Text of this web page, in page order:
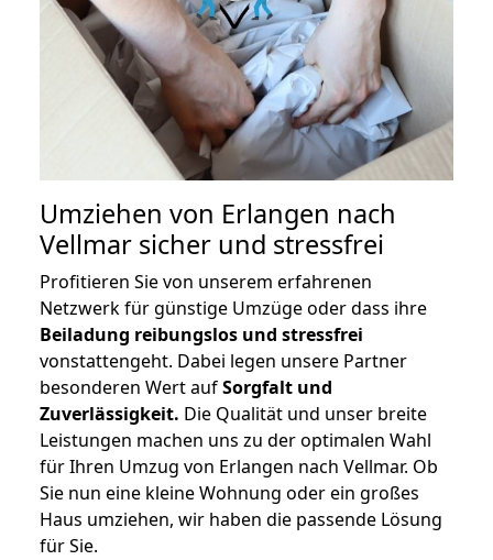
Umziehen von Erlangen nach
Vellmar sicher und stressfrei
Profitieren Sie von unserem erfahrenen
Netzwerk für günstige Umzüge oder dass ihre
Beiladung reibungslos und stressfrei
vonstattengeht. Dabei legen unsere Partner
besonderen Wert aufSorgfalt und
Zuverlässigkeit. Die Qualität und unser breite
Leistungen machen uns zu der optimalen Wahl
für Ihren Umzug von Erlangen nach Vellmar. Ob
Sie nun eine kleine Wohnung oder ein großes
Haus umziehen, wir haben die passende Lösung
für Sie.